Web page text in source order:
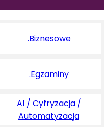
.Biznesowe
.Egzaminy
AI / Cyfryzacja /
Automatyzacja